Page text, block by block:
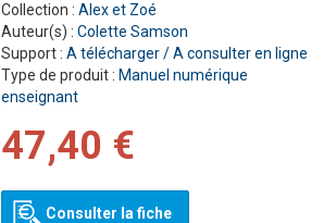
Collection : Alex et Zoé
Auteur(s) : Colette Samson
Support : A télécharger / A consulter en ligne
Type de produit : Manuel numérique
enseignant
47,40 €
Consulter la fiche